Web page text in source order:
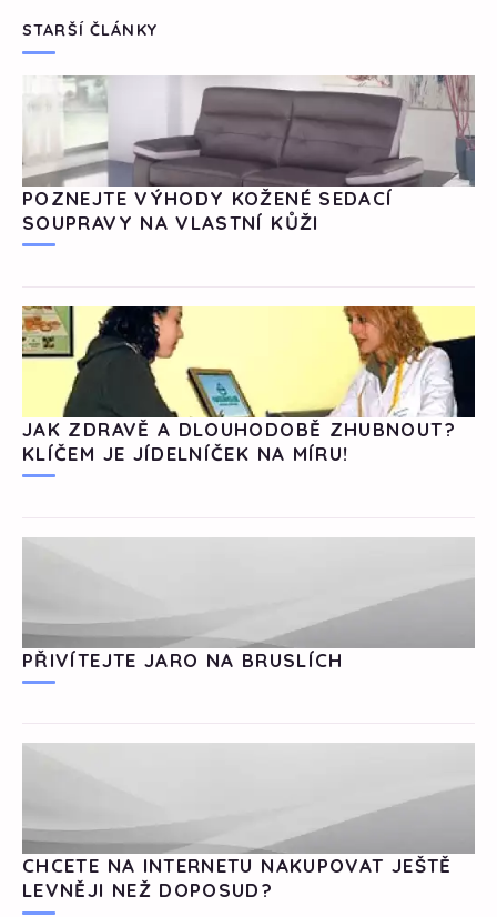
STARŠÍ ČLÁNKY
POZNEJTE VÝHODY KOŽENÉ SEDACÍ
SOUPRAVY NA VLASTNÍ KŮŽI
JAK ZDRAVĚ A DLOUHODOBĚ ZHUBNOUT?
KLÍČEM JE JÍDELNÍČEK NA MÍRU!
PŘIVÍTEJTE JARO NA BRUSLÍCH
CHCETE NA INTERNETU NAKUPOVAT JEŠTĚ
LEVNĚJI NEŽ DOPOSUD?